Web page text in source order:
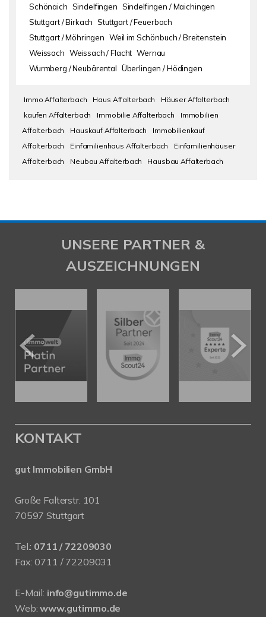
Schönaich Sindelfingen Sindelfingen / Maichingen
Stuttgart / Birkach Stuttgart / Feuerbach
Stuttgart / Möhringen Weil im Schönbuch / Breitenstein
Weissach Weissach / Flacht Wernau
Wurmberg / Neubärental Überlingen / Hödingen
Immo Affalterbach Haus Affalterbach
Häuser Affalterbach
kaufen Affalterbach
Immobilie Affalterbach
Immobilien
Affalterbach
Hauskauf Affalterbach
Immobilienkauf
Affalterbach
Einfamilienhaus Affalterbach
Einfamilienhäuser
Affalterbach
Neubau Affalterbach Hausbau Affalterbach
UNSERE PARTNER &
AUSZEICHNUNGEN
KONTAKT
gut Immobilien GmbH
Große Falterstr. 101
70597 Stuttgart
Tel.: 0711 / 72209030
Fax: 0711 / 72209031
E-Mail: info@gutimmo.de
Web:www.gutimmo.de